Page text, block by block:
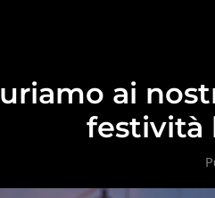
ai
festività